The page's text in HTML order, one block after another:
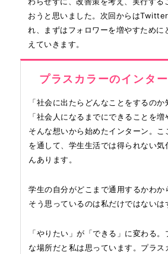
おうと思いました。次回からは
れ、まずはフォロワーを増やすために
えていきます。
プラスカラーのインタ
「社会に出たらどんなことをするのか
「社会人になるまでにできることを増
そんな想いから始めたインターン。
を通して、学生生活では得られない気
んあります。
学生の自分がどこまで通用するかわ
そう思っているのは私だけではないは
「やりたい」が「できる」に変わる
な場所だと私は思っています。プラス